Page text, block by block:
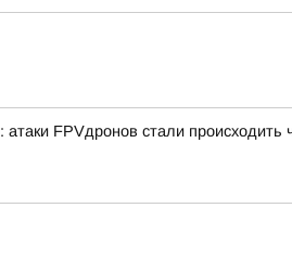
FPVдронов стали происходить